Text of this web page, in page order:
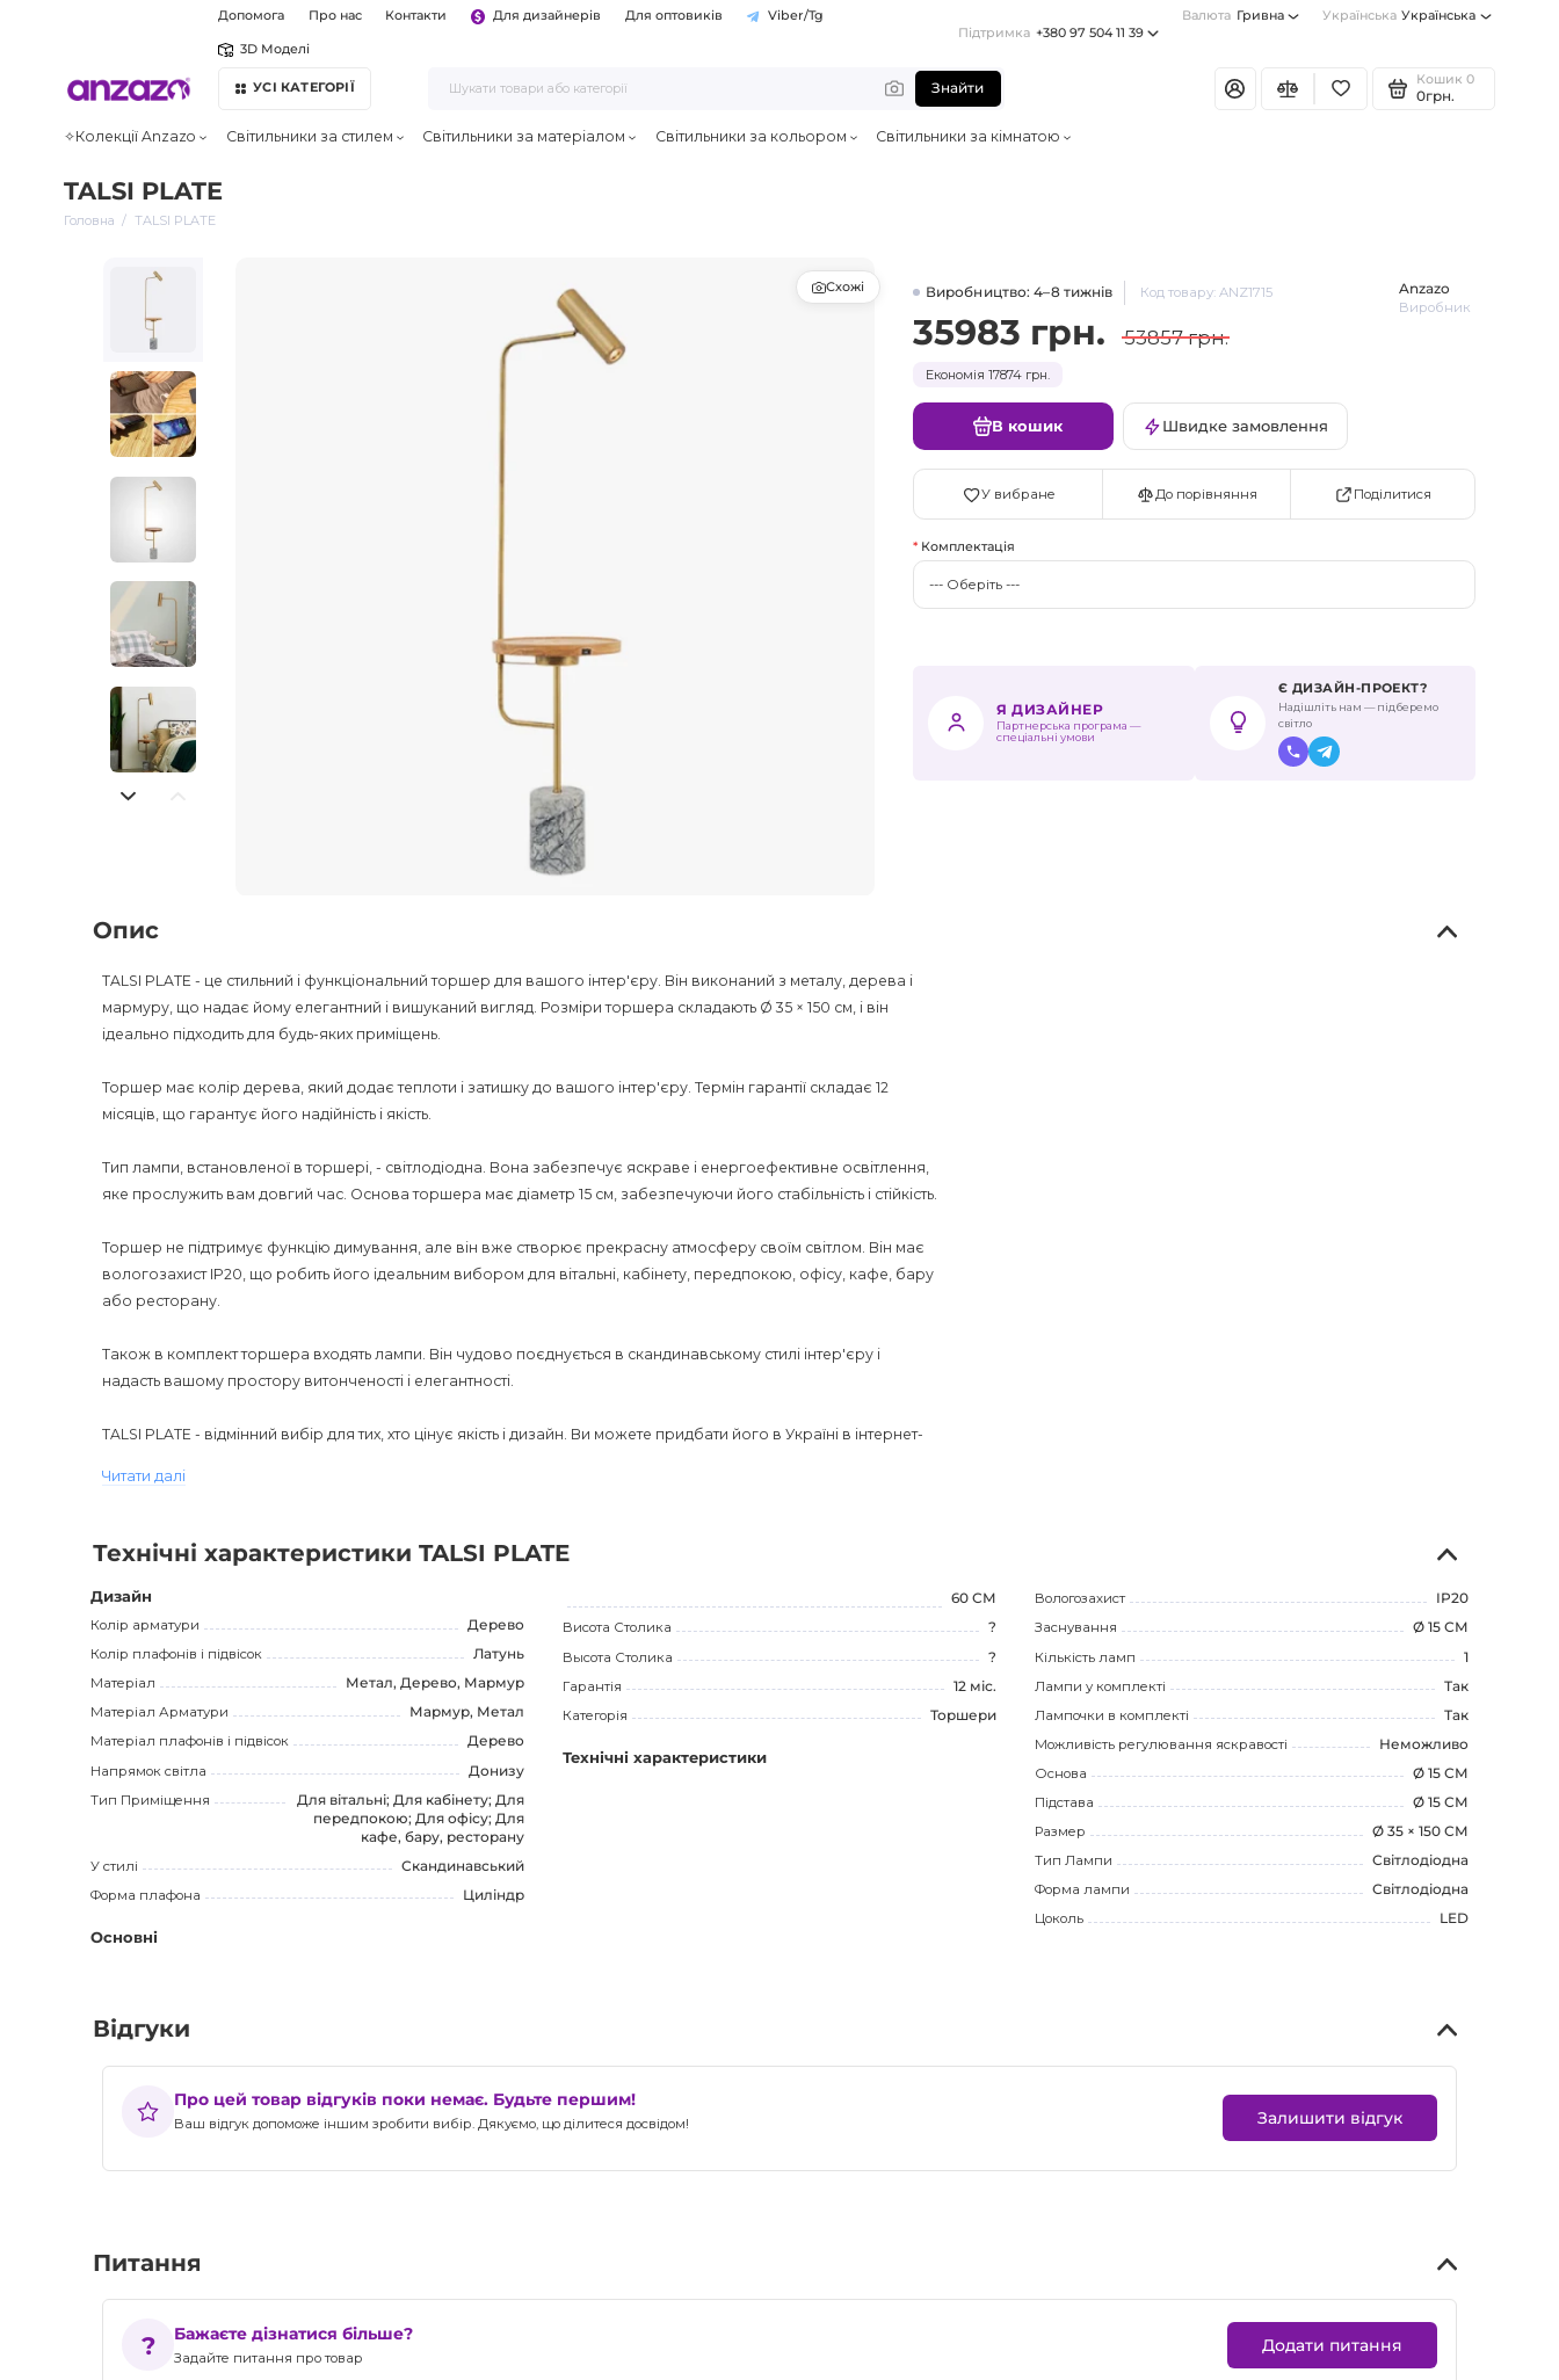
Допомога Про нас Контакти Для дизайнерів Для оптовиків Viber/Tg
3D Моделі
Підтримка +380 97 504 11 39
Валюта Гривна Українська Українська
УСІ КАТЕГОРІЇ Знайти
Кошик 0
0грн.
✧Колекції Anzazo Світильники за стилем Світильники за матеріалом Світильники за кольором Світильники за кімнатою
TALSI PLATE
Головна TALSI PLATE
Схожі Виробництво: 4–8 тижнів Код товару: ANZ1715
Anzazo
Виробник
35983 грн. 53857 грн.
Економія 17874 грн.
В кошик Швидке замовлення
У вибране До порівняння Поділитися
Комплектація
Я ДИЗАЙНЕР
Партнерська програма —
спеціальні умови
Є ДИЗАЙН-ПРОЕКТ?
Надішліть нам — підберемо
світло
Опис
TALSI PLATE - це стильний і функціональний торшер для вашого інтер'єру. Він виконаний з металу, дерева і
мармуру, що надає йому елегантний і вишуканий вигляд. Розміри торшера складають Ø 35 × 150 см, і він
ідеально підходить для будь-яких приміщень.
Торшер має колір дерева, який додає теплоти і затишку до вашого інтер'єру. Термін гарантії складає 12
місяців, що гарантує його надійність і якість.
Тип лампи, встановленої в торшері, - світлодіодна. Вона забезпечує яскраве і енергоефективне освітлення,
яке прослужить вам довгий час. Основа торшера має діаметр 15 см, забезпечуючи його стабільність і стійкість.
Торшер не підтримує функцію димування, але він вже створює прекрасну атмосферу своїм світлом. Він має
вологозахист IP20, що робить його ідеальним вибором для вітальні, кабінету, передпокою, офісу, кафе, бару
або ресторану.
Також в комплект торшера входять лампи. Він чудово поєднується в скандинавському стилі інтер'єру і
надасть вашому простору витонченості і елегантності.
TALSI PLATE - відмінний вибір для тих, хто цінує якість і дизайн. Ви можете придбати його в Україні в інтернет-
пропустіть можливість оновити свій інтер'єр за допомогою цього вишуканого торшера!
Читати далі
Технічні характеристики TALSI PLATE
Дизайн
Колір арматури
Дерево
Колір плафонів і підвісок
Латунь
Матеріал
Метал, Дерево, Мармур
Матеріал Арматури
Мармур, Метал
Матеріал плафонів і підвісок
Дерево
Напрямок світла
Донизу
Тип Приміщення
Для вітальні; Для кабінету; Для
передпокою; Для офісу; Для
кафе, бару, ресторану
У стилі
Скандинавський
Форма плафона
Циліндр
Основні
60 СМ
Висота Столика
?
Высота Столика
?
Гарантія
12 міс.
Категорія
Торшери
Технічні характеристики
Вологозахист
IP20
Заснування
Ø 15 СМ
Кількість ламп
1
Лампи у комплекті
Так
Лампочки в комплекті
Так
Можливість регулювання яскравості
Неможливо
Основа
Ø 15 СМ
Підстава
Ø 15 СМ
Размер
Ø 35 × 150 СМ
Тип Лампи
Світлодіодна
Форма лампи
Світлодіодна
Цоколь
LED
Відгуки
Про цей товар відгуків поки немає. Будьте першим!
Ваш відгук допоможе іншим зробити вибір. Дякуємо, що ділитеся досвідом! Залишити відгук
Питання
Бажаєте дізнатися більше?
Задайте питання про товар
Додати питання